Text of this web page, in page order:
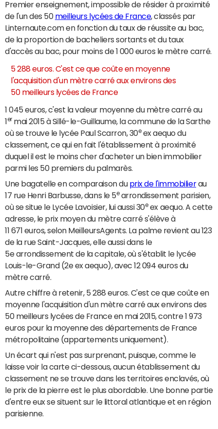
Premier enseignement, impossible de résider à proximité
de l'un des 50 meilleurs lycées de France, classés par
Linternaute.com en fonction du taux de réussite au bac,
de la proportion de bacheliers sortants et du taux
d'accès au bac, pour moins de 1 000 euros le mètre carré.
5 288 euros. C'est ce que coûte en moyenne
l'acquisition d'un mètre carré aux environs des
50 meilleurs lycées de France
1 045 euros, c'est la valeur moyenne du mètre carré au
1 er mai 2015 à Sillé-le-Guillaume, la commune de la Sarthe
où se trouve le lycée Paul Scarron, 30eex aequo du
classement, ce qui en fait l'établissement à proximité
duquel il est le moins cher d'acheter un bien immobilier
parmi les 50 premiers du palmarès.
Une bagatelle en comparaison du prix de l'immobilierau
17 rue Henri Barbusse, dans le 5earrondissement parisien,
où se situe le Lycée Lavoisier, lui aussi 30eex aequo. A cette
adresse, le prix moyen du mètre carré s'élève à
11 671 euros, selon MeilleursAgents. La palme revient au 123
de la rue Saint-Jacques, elle aussi dans le
5e arrondissement de la capitale, où s'établit le lycée
Louis-le-Grand (2e ex aequo), avec 12 094 euros du
mètre carré.
Autre chiffre à retenir, 5 288 euros. C'est ce que coûte en
moyenne l'acquisition d'un mètre carré aux environs des
50 meilleurs lycées de France en mai 2015, contre 1 973
euros pour la moyenne des départements de France
métropolitaine (appartements uniquement).
Un écart qui n'est pas surprenant, puisque, comme le
laisse voir la carte ci-dessous, aucun établissement du
classement ne se trouve dans les territoires enclavés, où
le prix de la pierre est le plus abordable. Une bonne partie
d'entre eux se situent sur le littoral atlantique et en région
parisienne.